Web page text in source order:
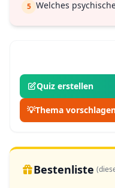
5 Welches
Quiz erstellen
💡Thema
Bestenliste